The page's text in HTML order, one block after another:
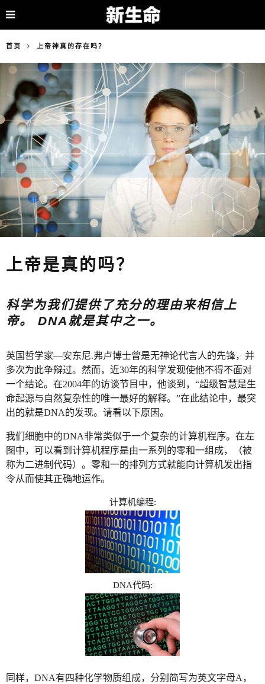
首页 上帝神真的存在吗？
上帝是真的吗？
科学为我们提供了充分的理由来相信上
帝。 DNA就是其中之一。
英国哲学家—安东尼.弗卢博士曾是无神论代言人的先锋，并
多次为此争辩过。然而，近30年的科学发现使他不得不面对
一个结论。在2004年的访谈节目中，他谈到，“超级智慧是生
命起源与自然复杂性的唯一最好的解释。”在此结论中，最突
出的就是DNA的发现。请看以下原因。
我们细胞中的DNA非常类似于一个复杂的计算机程序。在左
图中，可以看到计算机程序是由一系列的零和一组成，（被
称为二进制代码）。零和一的排列方式就能向计算机发出指
令从而使其正确地运作。
计算机编程:
DNA代码:
同样，DNA有四种化学物质组成，分别简写为英文字母A，